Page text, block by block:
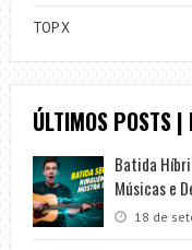
TOP X
ÚLTIMOS POSTS
Batida
Músicas e
18 de